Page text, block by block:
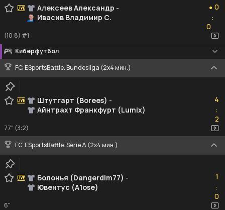
Алексеев Александр -
Ивасив Владимир С.
● 0
:
0
(10:8) #1
Киберфутбол
FC. ESportsBattle. Bundesliga (2x4 мин.)
Штутгарт (Borees) -
Айнтрахт Франкфурт (Lumix)
4
:2
2
77" (3:2)
FC. ESportsBattle. Serie A (2x4 мин.)
Болонья (Dangerdim77) -
Ювентус (A1ose)
1
:0
0
6"